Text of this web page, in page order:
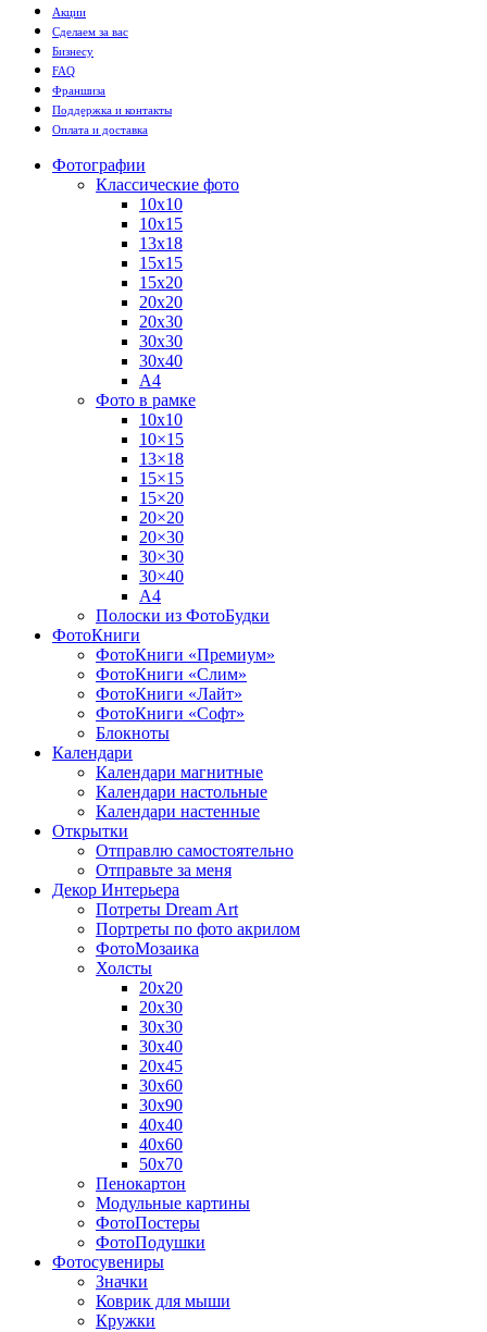
Акции
Сделаем за вас
Бизнесу
FAQ
Франшиза
Поддержка и контакты
Оплата и доставка
Фотографии
Классические фото
10х10
10х15
13х18
15х15
15х20
20х20
20х30
30х30
30х40
А4
Фото в рамке
10х10
10×15
13×18
15×15
15×20
20×20
20×30
30×30
30×40
A4
Полоски из ФотоБудки
ФотоКниги
ФотоКниги «Премиум»
ФотоКниги «Слим»
ФотоКниги «Лайт»
ФотоКниги «Софт»
Блокноты
Календари
Календари магнитные
Календари настольные
Календари настенные
Открытки
Отправлю самостоятельно
Отправьте за меня
Декор Интерьера
Потреты Dream Art
Портреты по фото акрилом
ФотоМозаика
Холсты
20х20
20х30
30х30
30х40
20х45
30х60
30х90
40х40
40х60
50х70
Пенокартон
Модульные картины
ФотоПостеры
ФотоПодушки
Фотоcувениры
Значки
Коврик для мыши
Кружки